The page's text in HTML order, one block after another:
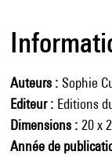
Auteurs
Sophie
Editeur
Editions
Dimensions
20 x
Année de